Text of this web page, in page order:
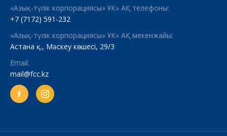
«Азық-түлік корпорациясы» ҰК» АҚ телефоны:
+7 (7172) 591-232
«Азық-түлік корпорациясы» ҰК» АҚ мекенжайы:
Астана қ., Мәскеу көшесі, 29/3
Email:
mail@fcc.kz
Facebook